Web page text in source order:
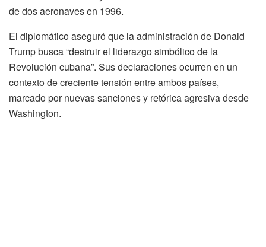
de dos aeronaves en 1996.
El diplomático aseguró que la administración de Donald
Trump busca “destruir el liderazgo simbólico de la
Revolución cubana”. Sus declaraciones ocurren en un
contexto de creciente tensión entre ambos países,
marcado por nuevas sanciones y retórica agresiva desde
Washington.